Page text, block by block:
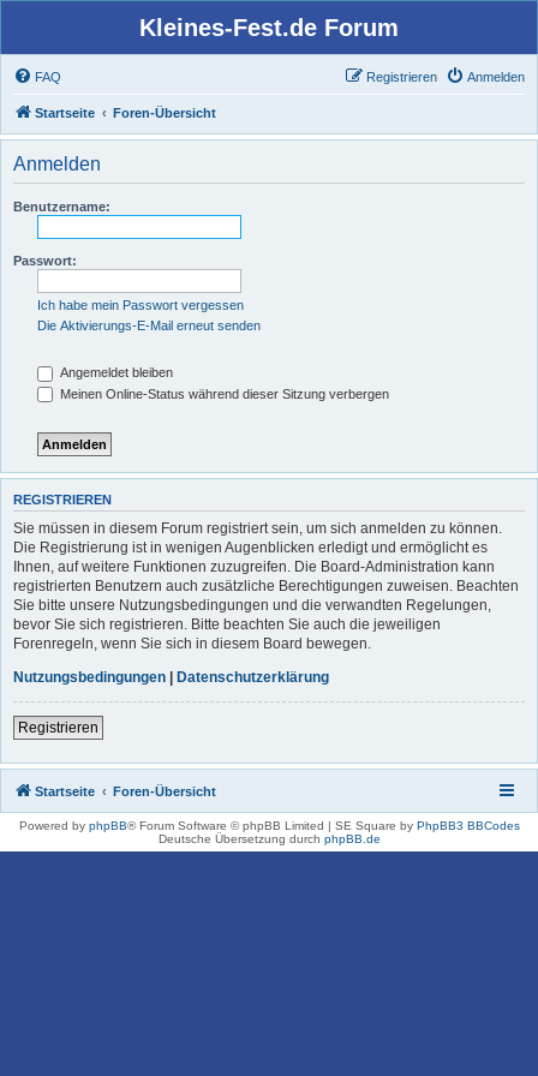
Kleines-Fest.de Forum
FAQ Anmelden
Registrieren
Startseite Foren-Übersicht
Anmelden
Benutzername:
Passwort:
Ich habe mein Passwort vergessen
Die Aktivierungs-E-Mail erneut senden
Angemeldet bleiben
Meinen Online-Status während dieser Sitzung verbergen
REGISTRIEREN
Sie müssen in diesem Forum registriert sein, um sich anmelden zu können.
Die Registrierung ist in wenigen Augenblicken erledigt und ermöglicht es
Ihnen, auf weitere Funktionen zuzugreifen. Die Board-Administration kann
registrierten Benutzern auch zusätzliche Berechtigungen zuweisen. Beachten
Sie bitte unsere Nutzungsbedingungen und die verwandten Regelungen,
bevor Sie sich registrieren. Bitte beachten Sie auch die jeweiligen
Forenregeln, wenn Sie sich in diesem Board bewegen.
Nutzungsbedingungen | Datenschutzerklärung
Registrieren
Startseite Foren-Übersicht
Powered by phpBB® Forum Software © phpBB Limited | SE Square by PhpBB3 BBCodes
Deutsche Übersetzung durch phpBB.de